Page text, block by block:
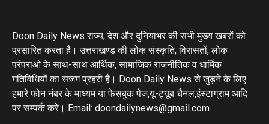
Doon Daily News राज्य, देश और दुनियाभर की सभी मुख्य खबरों को
प्रसारित करता है। उत्तराखण्ड की लोक संस्कृति, विरासतों, लोक
परंपराओ के साथ-साथ आर्थिक, सामाजिक राजनीतिक व धार्मिक
गतिविधियों का सजग प्रहरी है। Doon Daily News से जुड़ने के लिए
हमारे फोन नंबर के माध्यम या फेसबुक पेज,यू-ट्यूब चैनल,इंस्टाग्राम आदि
पर सम्पर्क करे। Email: doondailynews@gmail.com